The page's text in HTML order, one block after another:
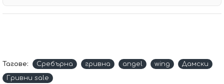
Тагове: Сребърнa гривна angel wing
Дамски
Гривни sale